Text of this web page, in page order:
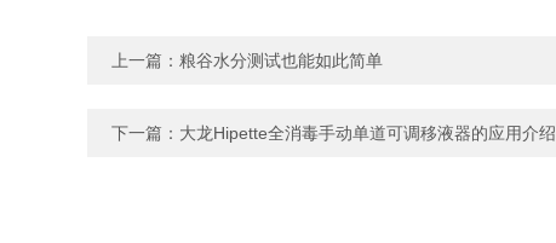
上一篇： 粮谷水分测试也能如此简单
下一篇： 大龙Hipette全消毒手动单道可调移液器的应用介绍